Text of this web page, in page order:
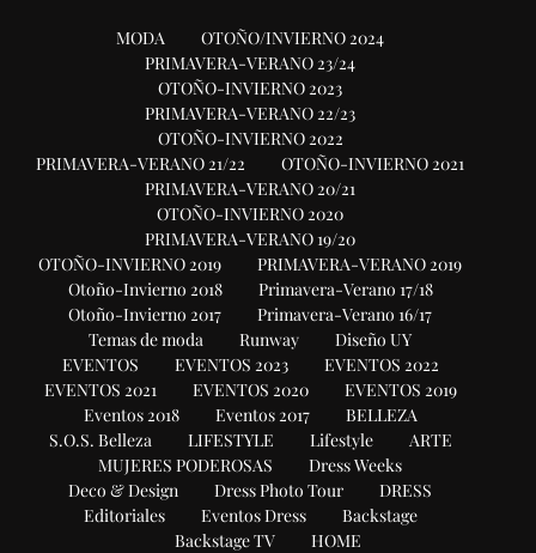
MODA
OTOÑO/INVIERNO 2024
PRIMAVERA-VERANO 23/24
OTOÑO-INVIERNO 2023
PRIMAVERA-VERANO 22/23
OTOÑO-INVIERNO 2022
PRIMAVERA-VERANO 21/22
OTOÑO-INVIERNO 2021
PRIMAVERA-VERANO 20/21
OTOÑO-INVIERNO 2020
PRIMAVERA-VERANO 19/20
OTOÑO-INVIERNO 2019
PRIMAVERA-VERANO 2019
Otoño-Invierno 2018
Primavera-Verano 17/18
Otoño-Invierno 2017
Primavera-Verano 16/17
Temas de moda
Runway
Diseño UY
EVENTOS
EVENTOS 2023
EVENTOS 2022
EVENTOS 2021
EVENTOS 2020
EVENTOS 2019
Eventos 2018
Eventos 2017
BELLEZA
S.O.S. Belleza
LIFESTYLE Lifestyle
ARTE
MUJERES PODEROSAS
Dress Weeks
Deco & Design
Dress Photo Tour
DRESS
Editoriales
Eventos Dress
Backstage
Backstage TV
HOME